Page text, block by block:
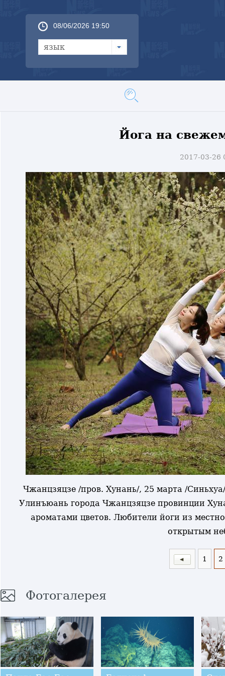
08/06/2026 19:50
язык
Йога на
2017-03-26
Чжанцзяцзе /пров. Хунань/, 25 марта /
Улинъюань города Чжанцзяцзе провинции
ароматами цветов. Любители йоги из
открытым
1 2
Фотогалерея